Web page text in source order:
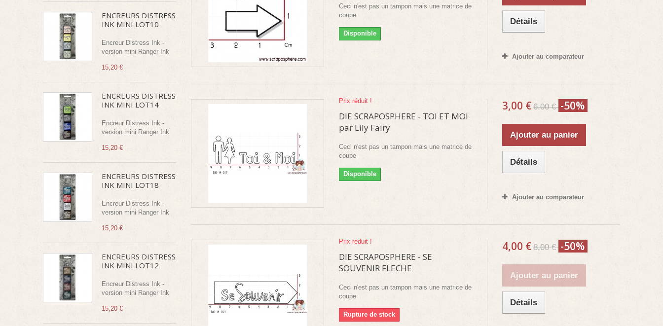
ENCREURS DISTRESS
INK MINI LOT10
Encreur Distress Ink -
version mini Ranger Ink
15,20 €
ENCREURS DISTRESS
INK MINI LOT14
Encreur Distress Ink -
version mini Ranger Ink
15,20 €
ENCREURS DISTRESS
INK MINI LOT18
Encreur Distress Ink -
version mini Ranger Ink
15,20 €
ENCREURS DISTRESS
INK MINI LOT12
Encreur Distress Ink -
version mini Ranger Ink
15,20 €
Ceci n'est pas un tampon mais une matrice de
coupe
Disponible
Détails
Ajouter au comparateur
Prix réduit !
DIE SCRAPOSPHERE - TOI ET MOI
par Lily Fairy
Ceci n'est pas un tampon mais une matrice de
coupe
Disponible
3,00 € 6,00 € -50%
Ajouter au panier
Détails
Ajouter au comparateur
Prix réduit !
DIE SCRAPOSPHERE - SE
SOUVENIR FLECHE
Ceci n'est pas un tampon mais une matrice de
coupe
Rupture de stock
4,00 € 8,00 € -50%
Ajouter au panier
Détails